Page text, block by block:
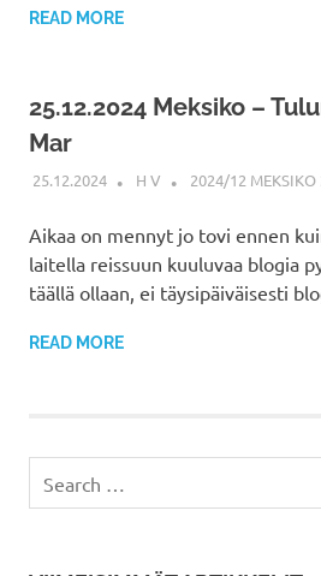
READ MORE
25.12.2024 Meksiko –
Mar
25.12.2024 H V 2024/12
Aikaa on mennyt jo tovi ennen
laitella reissuun kuuluvaa blogia
täällä ollaan, ei täysipäiväisesti
READ MORE